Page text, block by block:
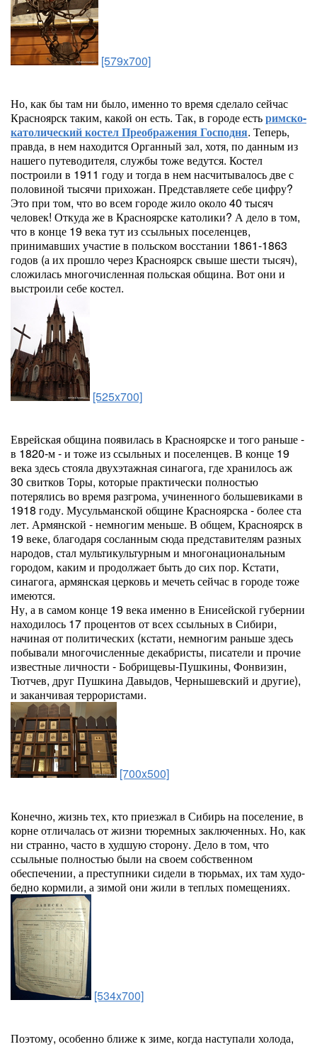
[579x700]
Но, как бы там ни было, именно то время сделало сейчас
Красноярск таким, какой он есть. Так, в городе естьримско-
католический костел Преображения Господня. Теперь,
правда, в нем находится Органный зал, хотя, по данным из
нашего путеводителя, службы тоже ведутся. Костел
построили в 1911 году и тогда в нем насчитывалось две с
половиной тысячи прихожан. Представляете себе цифру?
Это при том, что во всем городе жило около 40 тысяч
человек! Откуда же в Красноярске католики? А дело в том,
что в конце 19 века тут из ссыльных поселенцев,
принимавших участие в польском восстании 1861-1863
годов (а их прошло через Красноярск свыше шести тысяч),
сложилась многочисленная польская община. Вот они и
выстроили себе костел.
[525x700]
Еврейская община появилась в Красноярске и того раньше -
в 1820-м - и тоже из ссыльных и поселенцев. В конце 19
века здесь стояла двухэтажная синагога, где хранилось аж
30 свитков Торы, которые практически полностью
потерялись во время разгрома, учиненного большевиками в
1918 году. Мусульманской общине Красноярска - более ста
лет. Армянской - немногим меньше. В общем, Красноярск в
19 веке, благодаря сосланным сюда представителям разных
народов, стал мультикультурным и многонациональным
городом, каким и продолжает быть до сих пор. Кстати,
синагога, армянская церковь и мечеть сейчас в городе тоже
имеются.
Ну, а в самом конце 19 века именно в Енисейской губернии
находилось 17 процентов от всех ссыльных в Сибири,
начиная от политических (кстати, немногим раньше здесь
побывали многочисленные декабристы, писатели и прочие
известные личности - Бобрищевы-Пушкины, Фонвизин,
Тютчев, друг Пушкина Давыдов, Чернышевский и другие),
и заканчивая террористами.
[700x500]
Конечно, жизнь тех, кто приезжал в Сибирь на поселение, в
корне отличалась от жизни тюремных заключенных. Но, как
ни странно, часто в худшую сторону. Дело в том, что
ссыльные полностью были на своем собственном
обеспечении, а преступники сидели в тюрьмах, их там худо-
бедно кормили, а зимой они жили в теплых помещениях.
[534x700]
Поэтому, особенно ближе к зиме, когда наступали холода,